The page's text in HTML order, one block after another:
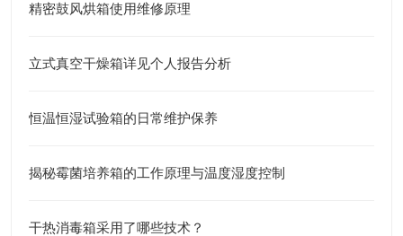
精密鼓风烘箱使用维修原理
立式真空干燥箱详见个人报告分析
恒温恒湿试验箱的日常维护保养
揭秘霉菌培养箱的工作原理与温度湿度控制
干热消毒箱采用了哪些技术？